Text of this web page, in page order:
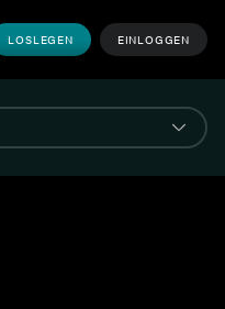
LOSLEGEN EINLOGGEN